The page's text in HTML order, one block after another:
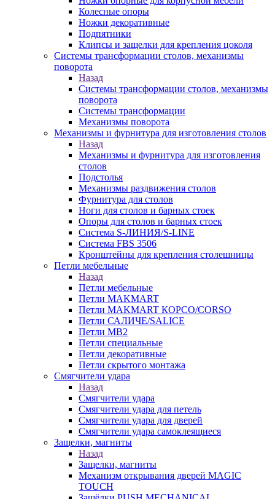
Колесные опоры
Ножки декоративные
Подпятники
Клипсы и защелки для крепления цоколя
Системы трансформации столов, механизмы
поворота
Назад
Системы трансформации столов, механизмы
поворота
Системы трансформации
Механизмы поворота
Механизмы и фурнитура для изготовления столов
Назад
Механизмы и фурнитура для изготовления
столов
Подстолья
Механизмы раздвижения столов
Фурнитура для столов
Ноги для столов и барных стоек
Опоры для столов и барных стоек
Система S-ЛИНИЯ/S-LINE
Система FBS 3506
Кронштейны для крепления столешницы
Петли мебельные
Назад
Петли мебельные
Петли MAKMART
Петли MAKMART КОРСО/CORSO
Петли САЛИЧЕ/SALICE
Петли MB2
Петли специальные
Петли декоративные
Петли скрытого монтажа
Смягчители удара
Назад
Смягчители удара
Смягчители удара для петель
Смягчители удара для дверей
Cмягчители удара самоклеящиеся
Защелки, магниты
Назад
Защелки, магниты
Механизм открывания дверей MAGIC
TOUCH